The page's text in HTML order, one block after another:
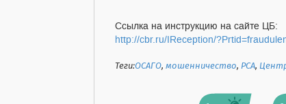
Ссылка на инструкцию на сайте ЦБ:
http://cbr.ru/IReception/
Теги:ОСАГО,мошенничество, РСА,